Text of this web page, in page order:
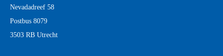
Nevadadreef 58
Postbus 8079
3503 RB Utrecht